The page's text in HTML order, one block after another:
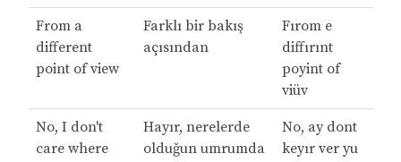
From a
different
point of view
Farklı bir bakış
açısından
Fırom e
diffırınt
poyint of
viüv
No, I don't
care where
Hayır, nerelerde
olduğun umrumda
No, ay dont
keyır ver yu